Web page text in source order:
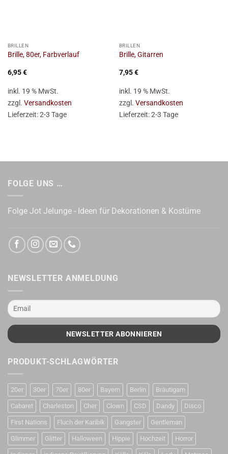
BRILLEN
Brille, 80er, Farbverlauf
6,95€
inkl. 19 % MwSt.
zzgl. Versandkosten
Lieferzeit:2-3 Tage
BRILLEN
Brille, Gitarren
7,95€
inkl. 19 % MwSt.
zzgl. Versandkosten
Lieferzeit:2-3 Tage
FOLGE UNS …
Folge Jot Jelunge - Ideen für Dekorationen & Kostüme
NEWSLETTER ANMELDUNG
PRODUKT-SCHLAGWÖRTER
20er 30er 70er 80er Bayern Berlin Bräutigam
Cabaret Charleston Cher Clown CSD Dandy Disco
First Nations Fluch der Karibik Gangster Gentleman
Glimmer Glitter Halloween Hippie Hochzeit Horror